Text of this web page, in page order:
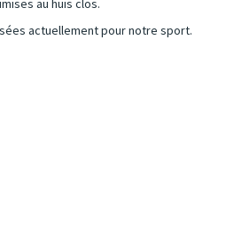
au huis clos.
actuellement pour notre sport.